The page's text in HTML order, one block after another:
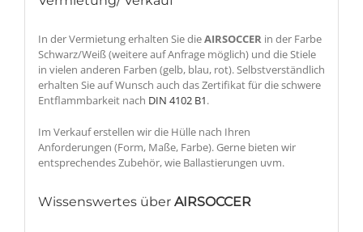
In der Vermietung erhalten Sie dieAIRSOCCER in der Farbe
Schwarz/Weiß (weitere auf Anfrage möglich) und die Stiele
in vielen anderen Farben (gelb, blau, rot). Selbstverständlich
erhalten Sie auf Wunsch auch das Zertifikat für die schwere
Entflammbarkeit nach DIN 4102 B1.
Im Verkauf erstellen wir die Hülle nach Ihren
Anforderungen (Form, Maße, Farbe). Gerne bieten wir
entsprechendes Zubehör, wie Ballastierungen uvm.
Wissenswertes über AIRSOCCER